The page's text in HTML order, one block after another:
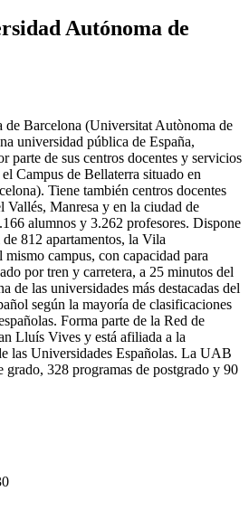
Autónoma de
Barcelona ​(Universitat Autònoma de
universidad pública de España,
parte de sus centros docentes y servicios
Campus de Bellaterra situado en
Tiene también centros docentes
Vallés, Manresa y en la ciudad de
alumnos y 3.262 profesores. Dispone
812 apartamentos, la Vila
campus, con capacidad para
por tren y carretera, a 25 minutos del
de las universidades más destacadas del
según la mayoría de clasificaciones
Forma parte de la Red de
Lluís Vives y está afiliada a la
las Universidades Españolas. La UAB
grado, 328 programas de postgrado y 90